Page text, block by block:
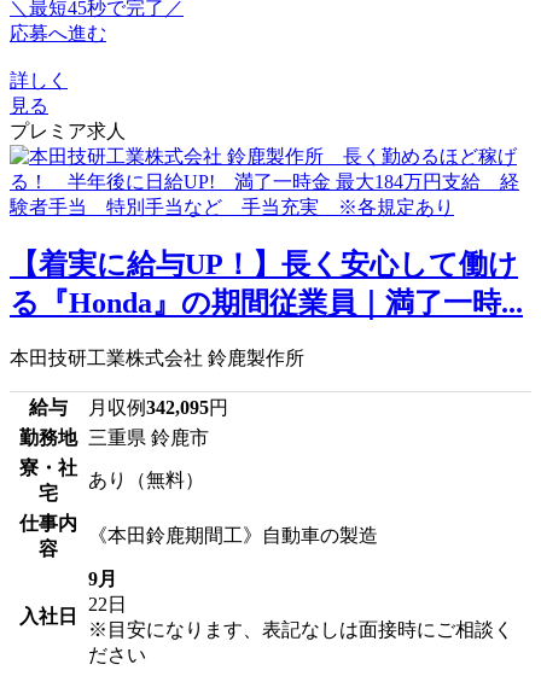
＼最短45秒で完了／
応募へ進む
詳しく
見る
プレミア求人
【着実に給与UP！】長く安心して働け
る『Honda』の期間従業員｜満了一時...
本田技研工業株式会社 鈴鹿製作所
給与 月収例342,095円
勤務地 三重県 鈴鹿市
寮・社
宅
あり（無料）
仕事内
容
《本田鈴鹿期間工》自動車の製造
入社日
9月
22日
※目安になります、表記なしは面接時にご相談く
ださい